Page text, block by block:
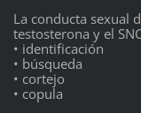
La conducta sexual
testosterona y el
• identificación
• búsqueda
• cortejo
• copula